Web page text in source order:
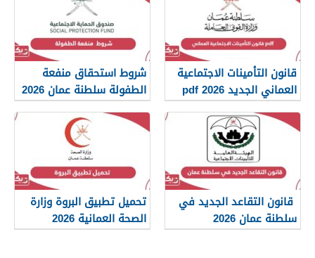
قانون التأمينات الاجتماعية
العماني الجديد 2026 pdf
شروط استحقاق منفعة
الطفولة سلطنة عمان 2026
قانون التقاعد الجديد في
سلطنة عمان 2026
تحميل تطبيق البروة وزارة
الصحة العمانية 2026